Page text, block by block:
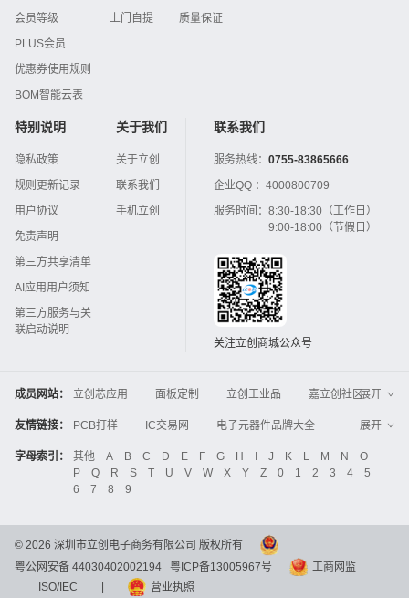
会员等级
PLUS会员
优惠券使用规则
BOM智能云表
上门自提
质量保证
特别说明
隐私政策
规则更新记录
用户协议
免责声明
第三方共享清单
AI应用用户须知
第三方服务与关
联启动说明
关于我们
关于立创
联系我们
手机立创
联系我们
服务热线： 0755-83865666
企业QQ ： 4000800709
服务时间： 8:30-18:30（工作日）
9:00-18:00（节假日）
关注立创商城公众号
成员网站： 立创芯应用 面板定制 立创工业品
嘉立创社区
3D打印
嘉立创FPC 嘉立创PCB
嘉立创FA
Global Website LCSC
ZXHPCB
展开
友情链接： PCB打样 IC交易网
电子元器件品牌大全
中国IC网
智能电网 机电设备
电子工程网
晶振
电子技术应用 21icsearch
电子展
工业品采购
IC电子网 锂电池
集成灶
中国机床商务网
DFRobot开源硬件商城
分析测试百科网
开步睿思 串联谐振
展开
字母索引： 其他 A B C D E F G H I J K L M N
O
P
Q R S T U V W X Y Z 0 1 2 3 4
5
6
7 8 9
© 2026 深圳市立创电子商务有限公司 版权所有
粤公网安备 44030402002194
粤ICP备13005967号
工商网监
ISO/IEC
| 营业执照